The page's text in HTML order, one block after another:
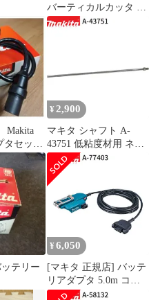
バーティカルカッタ A-
76249
Makita
タセット
¥ 2,900
マキタ シャフト A-
43751 低粘度材用 ネジ
込み式 M12 カクハン機
用 makita 正規品 純正品
撹拌機 撹拌 かくはん機
かくはん アクセサリ ア
タッチメント 部品 交換
テリー
¥ 6,050
[マキタ 正規店] バッテ
リアダプタ 5.0m コネ
クタ式 A-77403 makita